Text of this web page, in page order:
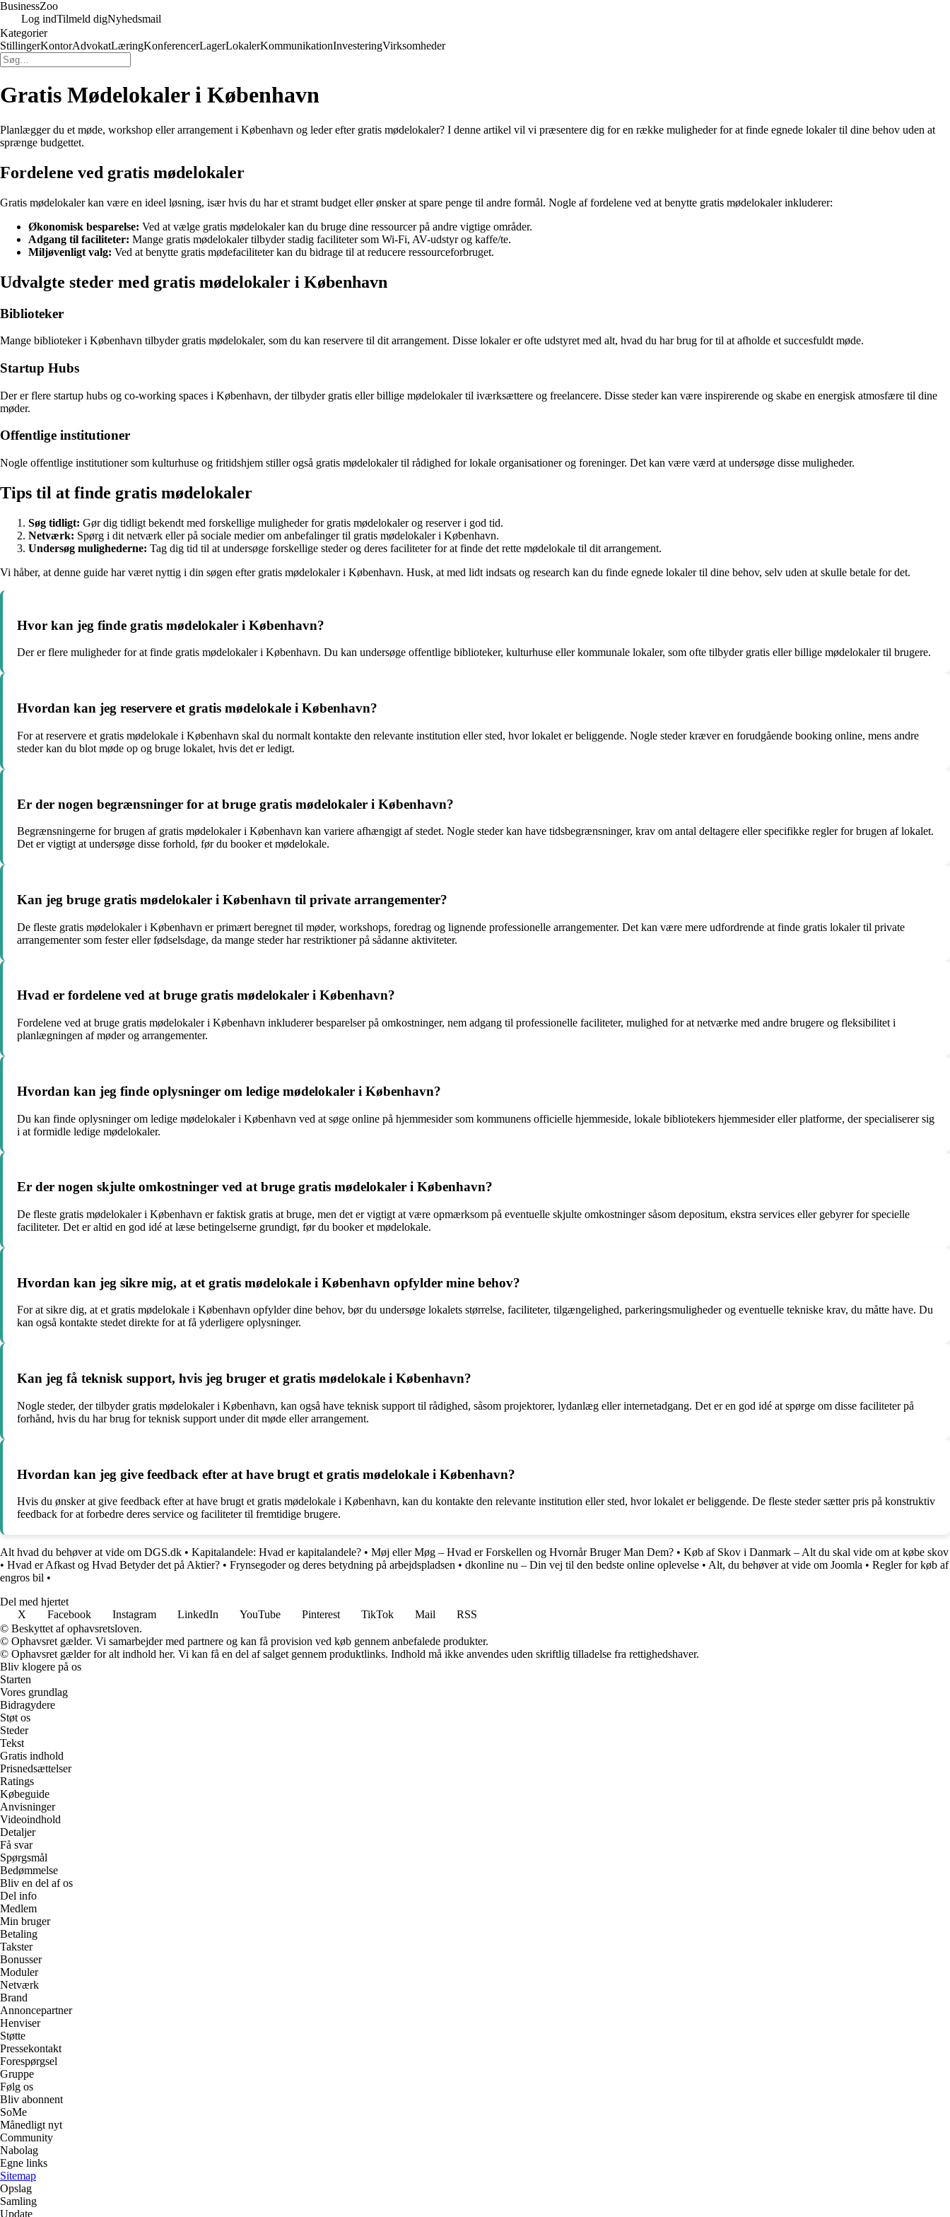
BusinessZoo
Log indTilmeld digNyhedsmail
Kategorier
StillingerKontorAdvokatLæringKonferencerLagerLokalerKommunikationInvesteringVirksomheder
Gratis Mødelokaler i København
Planlægger du et møde, workshop eller arrangement i København og leder efter gratis mødelokaler? I denne artikel vil vi præsentere dig for en række muligheder for at finde egnede lokaler til dine behov uden at
sprænge budgettet.
Fordelene ved gratis mødelokaler
Gratis mødelokaler kan være en ideel løsning, især hvis du har et stramt budget eller ønsker at spare penge til andre formål. Nogle af fordelene ved at benytte gratis mødelokaler inkluderer:
Økonomisk besparelse: Ved at vælge gratis mødelokaler kan du bruge dine ressourcer på andre vigtige områder.
Adgang til faciliteter: Mange gratis mødelokaler tilbyder stadig faciliteter som Wi-Fi, AV-udstyr og kaffe/te.
Miljøvenligt valg: Ved at benytte gratis mødefaciliteter kan du bidrage til at reducere ressourceforbruget.
Udvalgte steder med gratis mødelokaler i København
Biblioteker
Mange biblioteker i København tilbyder gratis mødelokaler, som du kan reservere til dit arrangement. Disse lokaler er ofte udstyret med alt, hvad du har brug for til at afholde et succesfuldt møde.
Startup Hubs
Der er flere startup hubs og co-working spaces i København, der tilbyder gratis eller billige mødelokaler til iværksættere og freelancere. Disse steder kan være inspirerende og skabe en energisk atmosfære til dine
møder.
Offentlige institutioner
Nogle offentlige institutioner som kulturhuse og fritidshjem stiller også gratis mødelokaler til rådighed for lokale organisationer og foreninger. Det kan være værd at undersøge disse muligheder.
Tips til at finde gratis mødelokaler
Søg tidligt: Gør dig tidligt bekendt med forskellige muligheder for gratis mødelokaler og reserver i god tid.
Netværk: Spørg i dit netværk eller på sociale medier om anbefalinger til gratis mødelokaler i København.
Undersøg mulighederne: Tag dig tid til at undersøge forskellige steder og deres faciliteter for at finde det rette mødelokale til dit arrangement.
Vi håber, at denne guide har været nyttig i din søgen efter gratis mødelokaler i København. Husk, at med lidt indsats og research kan du finde egnede lokaler til dine behov, selv uden at skulle betale for det.
Hvor kan jeg finde gratis mødelokaler i København?
Der er flere muligheder for at finde gratis mødelokaler i København. Du kan undersøge offentlige biblioteker, kulturhuse eller kommunale lokaler, som ofte tilbyder gratis eller billige mødelokaler til brugere.
Hvordan kan jeg reservere et gratis mødelokale i København?
For at reservere et gratis mødelokale i København skal du normalt kontakte den relevante institution eller sted, hvor lokalet er beliggende. Nogle steder kræver en forudgående booking online, mens andre
steder kan du blot møde op og bruge lokalet, hvis det er ledigt.
Er der nogen begrænsninger for at bruge gratis mødelokaler i København?
Begrænsningerne for brugen af gratis mødelokaler i København kan variere afhængigt af stedet. Nogle steder kan have tidsbegrænsninger, krav om antal deltagere eller specifikke regler for brugen af lokalet.
Det er vigtigt at undersøge disse forhold, før du booker et mødelokale.
Kan jeg bruge gratis mødelokaler i København til private arrangementer?
De fleste gratis mødelokaler i København er primært beregnet til møder, workshops, foredrag og lignende professionelle arrangementer. Det kan være mere udfordrende at finde gratis lokaler til private
arrangementer som fester eller fødselsdage, da mange steder har restriktioner på sådanne aktiviteter.
Hvad er fordelene ved at bruge gratis mødelokaler i København?
Fordelene ved at bruge gratis mødelokaler i København inkluderer besparelser på omkostninger, nem adgang til professionelle faciliteter, mulighed for at netværke med andre brugere og fleksibilitet i
planlægningen af møder og arrangementer.
Hvordan kan jeg finde oplysninger om ledige mødelokaler i København?
Du kan finde oplysninger om ledige mødelokaler i København ved at søge online på hjemmesider som kommunens officielle hjemmeside, lokale bibliotekers hjemmesider eller platforme, der specialiserer sig
i at formidle ledige mødelokaler.
Er der nogen skjulte omkostninger ved at bruge gratis mødelokaler i København?
De fleste gratis mødelokaler i København er faktisk gratis at bruge, men det er vigtigt at være opmærksom på eventuelle skjulte omkostninger såsom depositum, ekstra services eller gebyrer for specielle
faciliteter. Det er altid en god idé at læse betingelserne grundigt, før du booker et mødelokale.
Hvordan kan jeg sikre mig, at et gratis mødelokale i København opfylder mine behov?
For at sikre dig, at et gratis mødelokale i København opfylder dine behov, bør du undersøge lokalets størrelse, faciliteter, tilgængelighed, parkeringsmuligheder og eventuelle tekniske krav, du måtte have. Du
kan også kontakte stedet direkte for at få yderligere oplysninger.
Kan jeg få teknisk support, hvis jeg bruger et gratis mødelokale i København?
Nogle steder, der tilbyder gratis mødelokaler i København, kan også have teknisk support til rådighed, såsom projektorer, lydanlæg eller internetadgang. Det er en god idé at spørge om disse faciliteter på
forhånd, hvis du har brug for teknisk support under dit møde eller arrangement.
Hvordan kan jeg give feedback efter at have brugt et gratis mødelokale i København?
Hvis du ønsker at give feedback efter at have brugt et gratis mødelokale i København, kan du kontakte den relevante institution eller sted, hvor lokalet er beliggende. De fleste steder sætter pris på konstruktiv
feedback for at forbedre deres service og faciliteter til fremtidige brugere.
Alt hvad du behøver at vide om DGS.dk • Kapitalandele: Hvad er kapitalandele? • Møj eller Møg – Hvad er Forskellen og Hvornår Bruger Man Dem? • Køb af Skov i Danmark – Alt du skal vide om at købe skov
• Hvad er Afkast og Hvad Betyder det på Aktier? • Frynsegoder og deres betydning på arbejdspladsen • dkonline nu – Din vej til den bedste online oplevelse • Alt, du behøver at vide om Joomla • Regler for køb af
engros bil •
Del med hjertet
X
Facebook Instagram LinkedIn YouTube Pinterest TikTok Mail
RSS
© Beskyttet af ophavsretsloven.
© Ophavsret gælder. Vi samarbejder med partnere og kan få provision ved køb gennem anbefalede produkter.
© Ophavsret gælder for alt indhold her. Vi kan få en del af salget gennem produktlinks. Indhold må ikke anvendes uden skriftlig tilladelse fra rettighedshaver.
Bliv klogere på os
Starten
Vores grundlag
Bidragydere
Støt os
Steder
Tekst
Gratis indhold
Prisnedsættelser
Ratings
Købeguide
Anvisninger
Videoindhold
Detaljer
Få svar
Spørgsmål
Bedømmelse
Bliv en del af os
Del info
Medlem
Min bruger
Betaling
Takster
Bonusser
Moduler
Netværk
Brand
Annoncepartner
Henviser
Støtte
Pressekontakt
Forespørgsel
Gruppe
Følg os
Bliv abonnent
SoMe
Månedligt nyt
Community
Nabolag
Egne links
Sitemap
Opslag
Samling
Update